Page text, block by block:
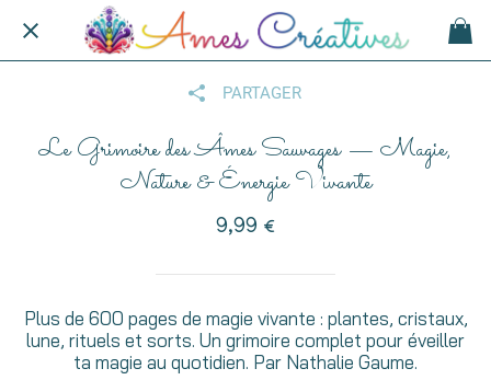
PARTAGER
Le Grimoire des Âmes Sauvages — Magie,
Nature & Énergie Vivante
9,99 €
Plus de 600 pages de magie vivante : plantes, cristaux,
lune, rituels et sorts. Un grimoire complet pour éveiller
ta magie au quotidien. Par Nathalie Gaume.